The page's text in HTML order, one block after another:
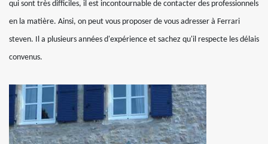
qui sont très difficiles, il est incontournable de contacter des professionnels
en la matière. Ainsi, on peut vous proposer de vous adresser à Ferrari
steven. Il a plusieurs années d'expérience et sachez qu'il respecte les délais
convenus.